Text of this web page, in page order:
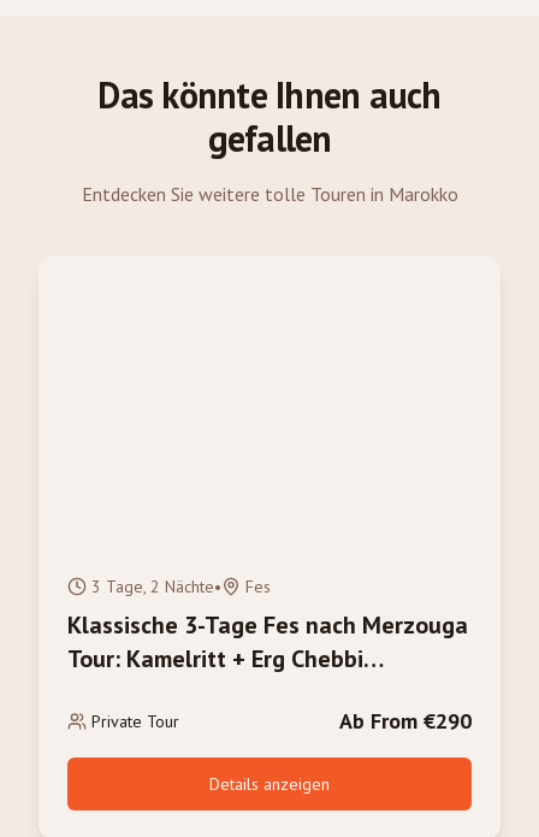
Das könnte Ihnen auch
gefallen
Entdecken Sie weitere tolle Touren in Marokko
3 Tage, 2 Nächte• Fes
Klassische 3-Tage Fes nach Merzouga
Tour: Kamelritt + Erg Chebbi
Private Tour Ab From €290
Details anzeigen